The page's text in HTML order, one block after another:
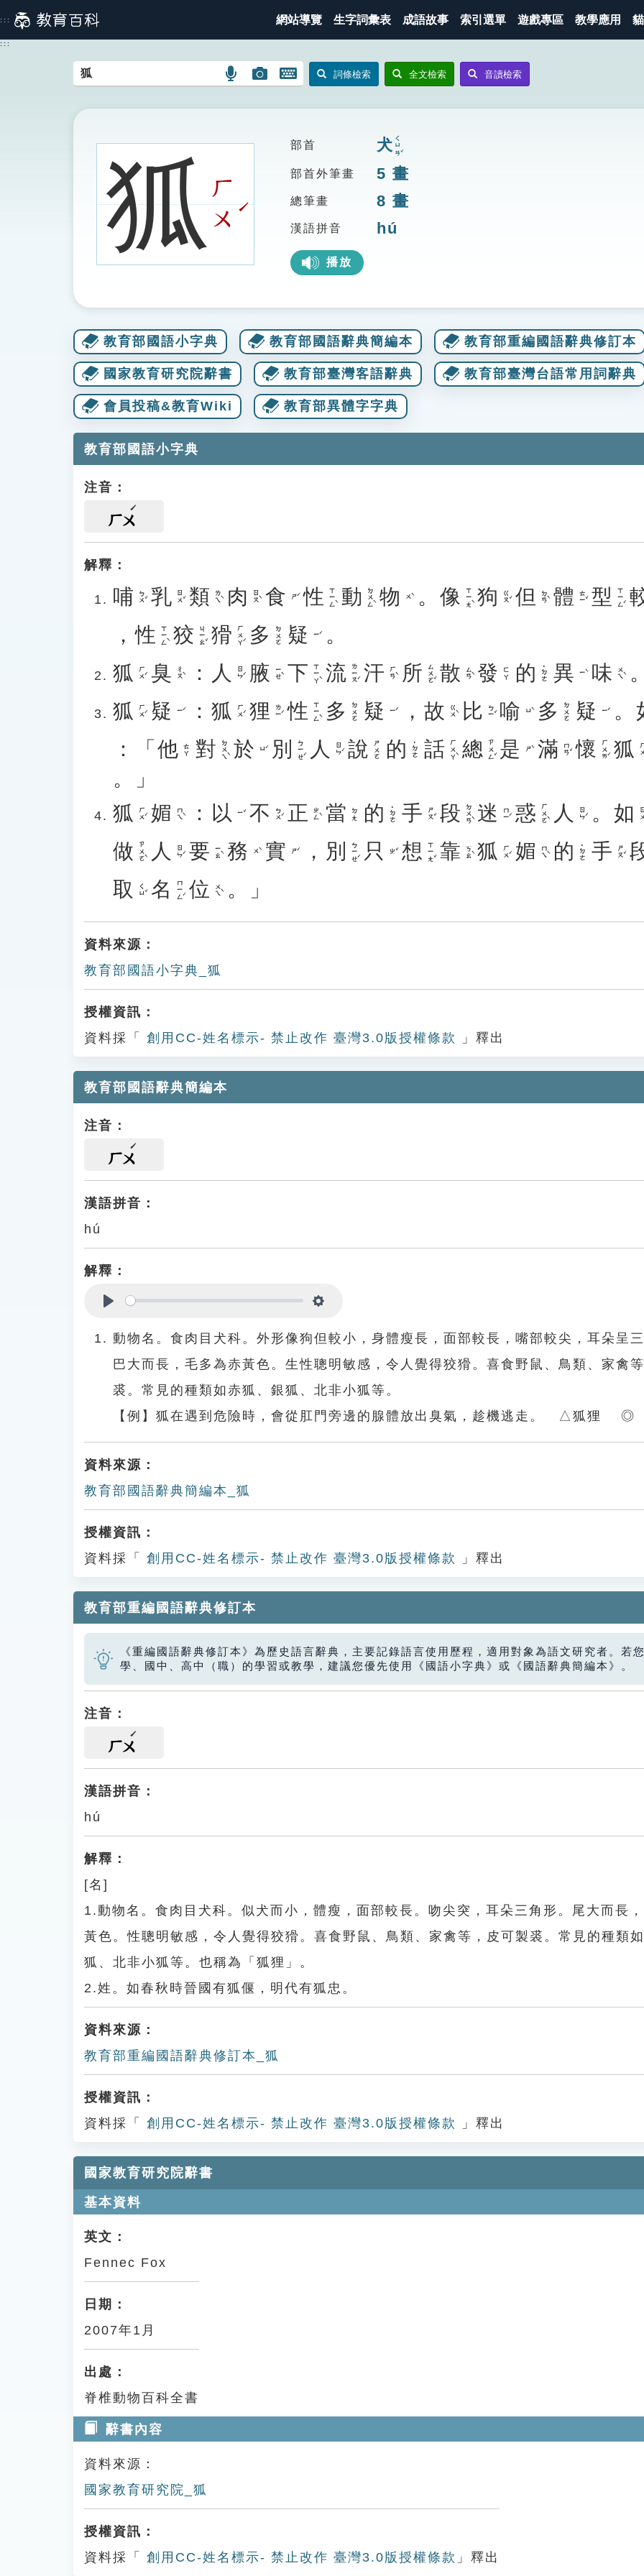
到
主
::: 網站導覽 生字詞彙表 成語故事 索引選單 遊戲專區 教學應用
:::
語
搜
圖
圖
搜
開
鍵
圖
詞條檢索 全文檢索 音讀檢索
狐ㄏ
ㄨ
ˊ
部首 犬ㄑㄩㄢˇ
部首外筆畫 5 畫
總筆畫 8 畫
漢語拼音 hú
播放
教育部國語小字典 教育部國語辭典簡編本 教育部重編國語辭典修訂本
國家教育研究院辭書 教育部臺灣客語辭典 教育部臺灣台語常用詞辭典
會員投稿&教育Wiki 教育部異體字字典
教育部國語小字典
注音：
ㄏㄨ
解釋：
哺 ㄅㄨˇ 乳 ㄖㄨˇ 類 ㄌㄟˋ 肉 ㄖㄡˋ 食 ㄕˊ 性 ㄒㄧㄥˋ 動 ㄉㄨㄥˋ 物 ㄨˋ 。 像 ㄒㄧㄤˋ 狗 ㄍㄡˇ 但 ㄉㄢˋ 體 ㄊㄧˇ 型 ㄒㄧㄥˊ
，性 ㄒㄧㄥˋ 狡 ㄐㄧㄠˇ 猾 ㄏㄨㄚˊ 多 ㄉㄨㄛ 疑 ㄧˊ
。
狐 ㄏㄨˊ 臭 ㄔㄡˋ ： 人 ㄖㄣˊ 腋 ㄧㄝˋ 下 ㄒㄧㄚˋ 流 ㄌㄧㄡˊ 汗 ㄏㄢˋ 所 ㄙㄨㄛˇ 散 ㄙㄢˋ 發 ㄈㄚ 的 ˙ㄉㄜ 異 ㄧˋ 味 ㄨㄟˋ
狐 ㄏㄨˊ 疑 ㄧˊ ： 狐 ㄏㄨˊ 狸 ㄌㄧˊ 性 ㄒㄧㄥˋ 多 ㄉㄨㄛ 疑 ㄧˊ ， 故 ㄍㄨˋ 比 ㄅㄧˇ 喻 ㄩˋ 多 ㄉㄨㄛ 疑 ㄧˊ 。
：「 他 ㄊㄚ 對 ㄉㄨㄟˋ 於 ㄩˊ 別 ㄅㄧㄝˊ 人 ㄖㄣˊ 說 ㄕㄨㄛ 的 ˙ㄉㄜ 話 ㄏㄨㄚˋ 總 ㄗㄨㄥˇ 是 ㄕˋ 滿 ㄇㄢˇ 懷 ㄏㄨㄞˊ 狐 ㄏ
。」
狐 ㄏㄨˊ 媚 ㄇㄟˋ ： 以 ㄧˇ 不 ㄅㄨˊ 正 ㄓㄥˋ 當 ㄉㄤ 的 ˙ㄉㄜ 手 ㄕㄡˇ 段 ㄉㄨㄢˋ 迷 ㄇㄧˊ 惑 ㄏㄨㄛˋ 人 ㄖㄣˊ 。如
做 ㄗㄨㄛˋ 人 ㄖㄣˊ 要 ㄧㄠˋ 務 ㄨˋ 實 ㄕˊ ， 別 ㄅㄧㄝˊ 只 ㄓˇ 想 ㄒㄧㄤˇ 靠 ㄎㄠˋ 狐 ㄏㄨˊ 媚 ㄇㄟˋ 的 ˙ㄉㄜ 手 ㄕㄡˇ
取 ㄑㄩˇ 名 ㄇㄧㄥˊ 位 ㄨㄟˋ 。」
資料來源：
教育部國語小字典_狐
授權資訊：
資料採「
創用CC-姓名標示- 禁止改作 臺灣3.0版授權條款 」釋出
教育部國語辭典簡編本
注音：
ㄏㄨ
漢語拼音：
hú
解釋：
動物名。食肉目犬科。外形像狗但較小，身體瘦長，面部較長，嘴部較尖，耳朵呈
巴大而長，毛多為赤黃色。生性聰明敏感，令人覺得狡猾。喜食野鼠、鳥類、家禽
裘。常見的種類如赤狐、銀狐、北非小狐等。
【例】狐在遇到危險時，會從肛門旁邊的腺體放出臭氣，趁機逃走。 △狐狸 ◎
資料來源：
教育部國語辭典簡編本_狐
授權資訊：
資料採「
創用CC-姓名標示- 禁止改作 臺灣3.0版授權條款 」釋出
教育部重編國語辭典修訂本
《重編國語辭典修訂本》為歷史語言辭典，主要記錄語言使用歷程，適用對象為語文研究者。若
學、國中、高中（職）的學習或教學，建議您優先使用《國語小字典》或《國語辭典簡編本》。
注音：
ㄏㄨ
漢語拼音：
hú
解釋：
[名]
1.動物名。食肉目犬科。似犬而小，體瘦，面部較長。吻尖突，耳朵三角形。尾大而長
黃色。性聰明敏感，令人覺得狡猾。喜食野鼠、鳥類、家禽等，皮可製裘。常見的種類
狐、北非小狐等。也稱為「狐狸」。
2.姓。如春秋時晉國有狐偃，明代有狐忠。
資料來源：
教育部重編國語辭典修訂本_狐
授權資訊：
資料採「
創用CC-姓名標示- 禁止改作 臺灣3.0版授權條款 」釋出
國家教育研究院辭書
基本資料
英文：
Fennec Fox
日期：
2007年1月
出處：
脊椎動物百科全書
辭書內容
資料來源：
國家教育研究院_狐
授權資訊：
資料採「
創用CC-姓名標示- 禁止改作 臺灣3.0版授權條款 」釋出